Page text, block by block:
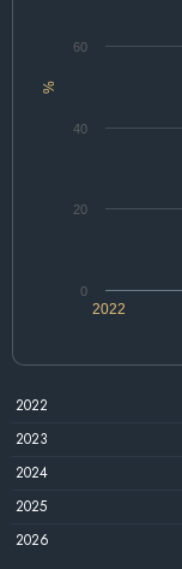
%
2022
0
20
40
60
2022
2023
2024
2025
2026